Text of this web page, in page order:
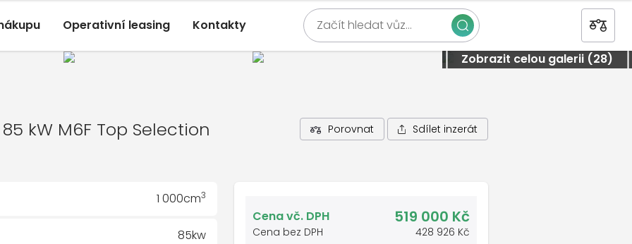
Operativní leasing Kontakty Začít hledat vůz…
Zobrazit celou galerii (28)
85 kW M6F Top Selection Porovnat Sdílet inzerát
1 000cm3
85kw
Cena vč. DPH 519 000 Kč
Cena bez DPH 428 926 Kč
18 295 Km
M6F Top Selection